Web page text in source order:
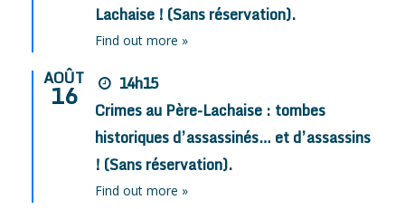
Lachaise ! (Sans réservation).
Find out more »
AOÛT
16
14h15
Crimes au Père-Lachaise : tombes
historiques d’assassinés… et d’assassins
! (Sans réservation).
Find out more »